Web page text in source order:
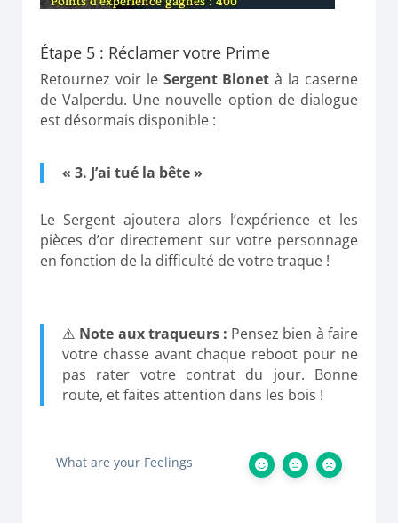
Étape 5 : Réclamer votre Prime
Retournez voir le Sergent Blonet à la caserne
de Valperdu. Une nouvelle option de dialogue
est désormais disponible :
« 3. J’ai tué la bête »
Le Sergent ajoutera alors l’expérience et les
pièces d’or directement sur votre personnage
en fonction de la difficulté de votre traque !
⚠️ Note aux traqueurs : Pensez bien à faire
votre chasse avant chaque reboot pour ne
pas rater votre contrat du jour. Bonne
route, et faites attention dans les bois !
What are your Feelings